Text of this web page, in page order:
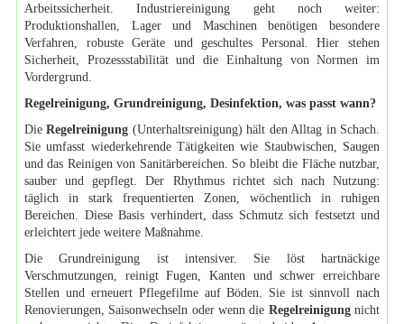
Arbeitssicherheit. Industriereinigung geht noch weiter:
Produktionshallen, Lager und Maschinen benötigen besondere
Verfahren, robuste Geräte und geschultes Personal. Hier stehen
Sicherheit, Prozessstabilität und die Einhaltung von Normen im
Vordergrund.
Regelreinigung, Grundreinigung, Desinfektion, was passt wann?
DieRegelreinigung (Unterhaltsreinigung) hält den Alltag in Schach.
Sie umfasst wiederkehrende Tätigkeiten wie Staubwischen, Saugen
und das Reinigen von Sanitärbereichen. So bleibt die Fläche nutzbar,
sauber und gepflegt. Der Rhythmus richtet sich nach Nutzung:
täglich in stark frequentierten Zonen, wöchentlich in ruhigen
Bereichen. Diese Basis verhindert, dass Schmutz sich festsetzt und
erleichtert jede weitere Maßnahme.
Die Grundreinigung ist intensiver. Sie löst hartnäckige
Verschmutzungen, reinigt Fugen, Kanten und schwer erreichbare
Stellen und erneuert Pflegefilme auf Böden. Sie ist sinnvoll nach
Renovierungen, Saisonwechseln oder wenn die Regelreinigungnicht